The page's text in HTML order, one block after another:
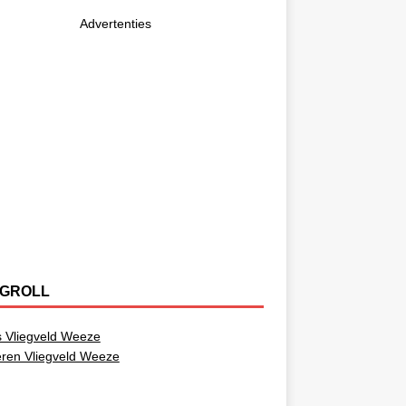
Advertenties
Vliegveld Weeze
Vliegveld Weeze